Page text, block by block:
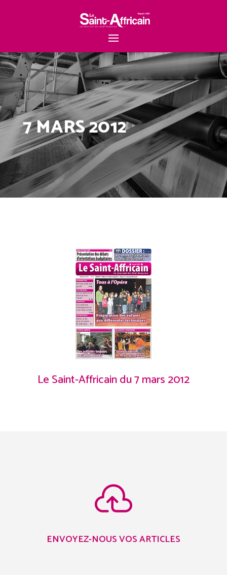
7 MARS 2012
Le Saint-Affricain du 7 mars 2012

ENVOYEZ-NOUS VOS ARTICLES